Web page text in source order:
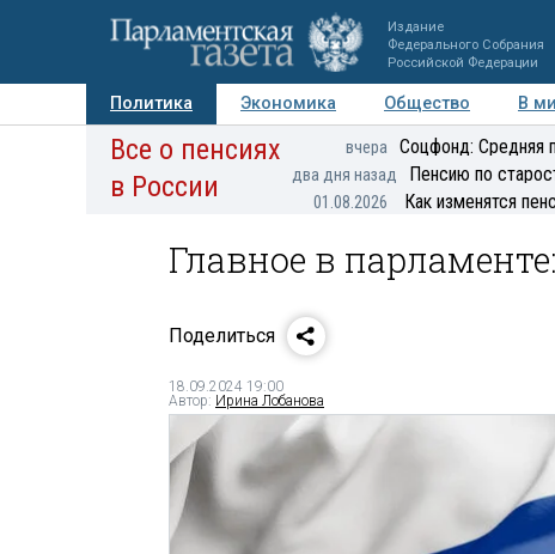
Издание
Федерального Собрания
Российской Федерации
Политика Экономика Общество В
Авторы Персоны Мнения Регионы
Все о пенсиях
в России
вчера Соцфонд: Средняя
два дня назад Пенсию по
01.08.2026 Как изменятся
Главное в
Поделиться
18.09.2024 19:00
Автор: Ирина Лобанова